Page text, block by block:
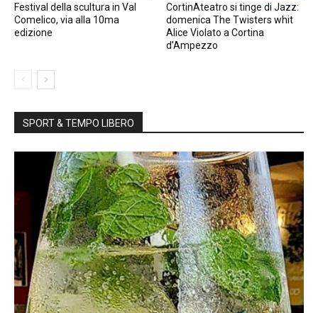
Festival della scultura in Val
Comelico, via alla 10ma
edizione
CortinAteatro si tinge di Jazz:
domenica The Twisters whit
Alice Violato a Cortina
d’Ampezzo
SPORT & TEMPO LIBERO